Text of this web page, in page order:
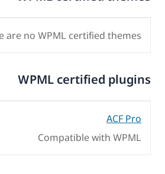
are no WPML certified themes.
WPML certified plugins
ACF Pro
Compatible with WPML